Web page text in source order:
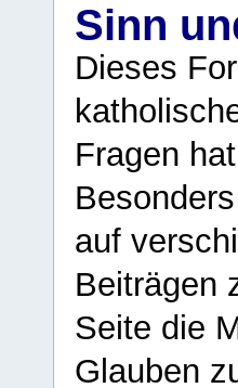
Sinn
Dieses
Fragen
auf
Beiträgen
Seite die
Glauben